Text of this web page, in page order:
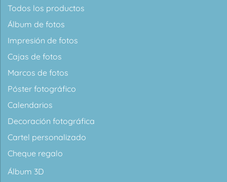
Todos los productos
Álbum de fotos
Impresión de fotos
Cajas de fotos
Marcos de fotos
Póster fotográfico
Calendarios
Decoración fotográfica
Cartel personalizado
Cheque regalo
Álbum 3D